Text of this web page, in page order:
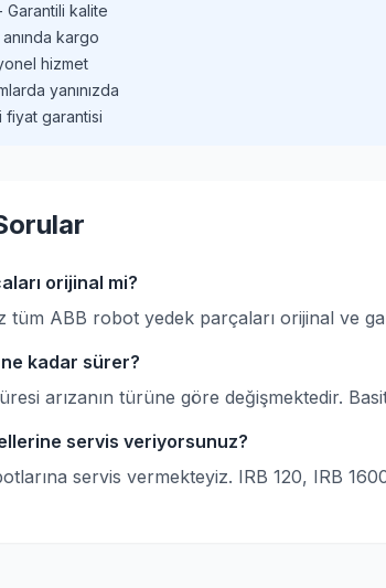
Garantili kalite
kargo
hizmet
yanınızda
fiyat garantisi
orijinal mi?
tüm ABB robot yedek parçaları orijinal ve
kadar sürer?
arızanın türüne göre değişmektedir.
servis veriyorsunuz?
servis vermekteyiz. IRB 120, IRB